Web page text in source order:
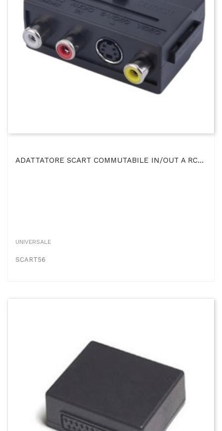
ADATTATORE SCART COMMUTABILE IN/OUT A RCA E ENTRATA S-VIDEO - COLORE NERO SCART 56 PRODOTTO SFUSO...
UNIVERSALE
SCART56